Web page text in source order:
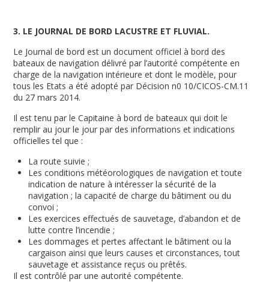
3. LE JOURNAL DE BORD LACUSTRE ET FLUVIAL.
Le Journal de bord est un document officiel à bord des
bateaux de navigation délivré par l’autorité compétente en
charge de la navigation intérieure et dont le modèle, pour
tous les Etats a été adopté par Décision n0 10/CICOS-CM.11
du 27 mars 2014.
Il est tenu par le Capitaine à bord de bateaux qui doit le
remplir au jour le jour par des informations et indications
officielles tel que :
La route suivie ;
Les conditions météorologiques de navigation et toute
indication de nature à intéresser la sécurité de la
navigation ; la capacité de charge du bâtiment ou du
convoi ;
Les exercices effectués de sauvetage, d’abandon et de
lutte contre l’incendie ;
Les dommages et pertes affectant le bâtiment ou la
cargaison ainsi que leurs causes et circonstances, tout
sauvetage et assistance reçus ou prêtés.
Il est contrôlé par une autorité compétente.